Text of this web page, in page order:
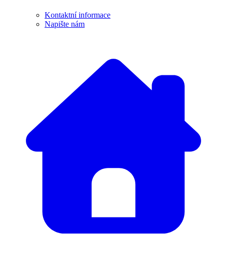
Kontaktní informace
Napište nám